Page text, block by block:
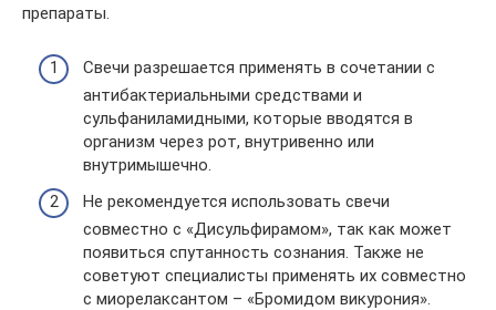
препараты.
Свечи разрешается применять в сочетании с
антибактериальными средствами и
сульфаниламидными, которые вводятся в
организм через рот, внутривенно или
внутримышечно.
Не рекомендуется использовать свечи
совместно с «Дисульфирамом», так как может
появиться спутанность сознания. Также не
советуют специалисты применять их совместно
с миорелаксантом – «Бромидом викурония».